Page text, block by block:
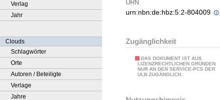
Verlag
Jahr
Clouds
Schlagwörter
Orte
Autoren / Beteiligte
Verlage
Jahre
URN
urn:nbn:de:hbz:5:2-804009
Zugänglichkeit
DAS DOKUMENT IST AUS
LIZENZRECHTLICHEN GRÜNDEN
NUR AN DEN SERVICE-PCS DER
ULB ZUGÄNGLICH.